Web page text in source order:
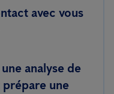
avec vous
analyse de
une